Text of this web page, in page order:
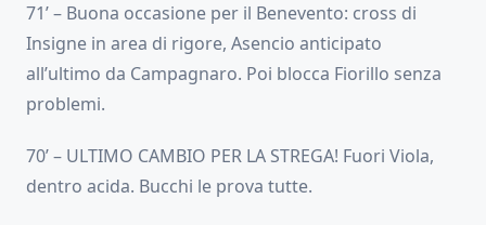
71’ – Buona occasione per il Benevento: cross di
Insigne in area di rigore, Asencio anticipato
all’ultimo da Campagnaro. Poi blocca Fiorillo senza
problemi.
70’ – ULTIMO CAMBIO PER LA STREGA! Fuori Viola,
dentro acida. Bucchi le prova tutte.